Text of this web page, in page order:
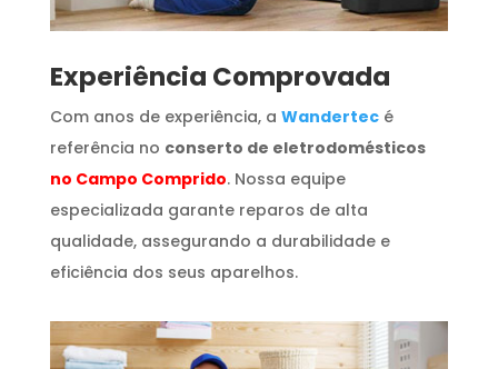
​Experiência Comprovada
Com anos de experiência, a Wandertecé
referência no conserto de eletrodomésticos
no Campo Comprido. Nossa equipe
especializada garante reparos de alta
qualidade, assegurando a durabilidade e
eficiência dos seus aparelhos.